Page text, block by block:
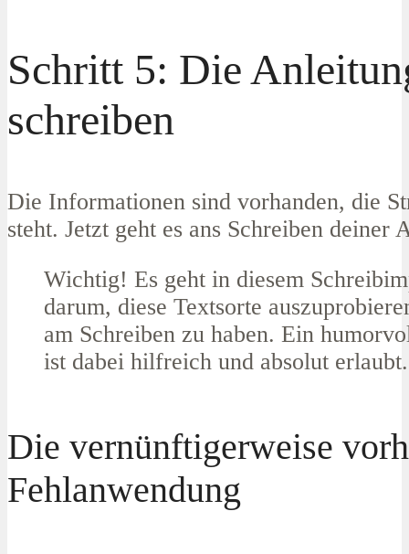
Schritt 5: Die
schreiben
Die Informationen sind vorhanden, die
steht. Jetzt geht es ans Schreiben deiner
Wichtig! Es geht in diesem
darum, diese Textsorte
am Schreiben zu haben. Ein
ist dabei hilfreich und absolut
Die vernünftigerweise
Fehlanwendung